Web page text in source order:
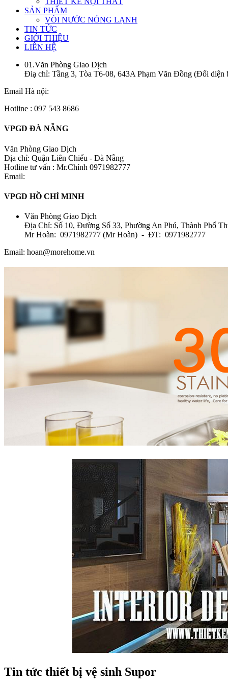
SẢN PHẨM
VÒI NƯỚC NÓNG LẠNH
TIN TỨC
GIỚI THIỆU
LIÊN HỆ
01.Văn Phòng Giao Dịch
Điạ chỉ: Tầng 3, Tòa T6-08, 643A Phạm Văn Đồng (Đối diện
Email Hà nội:
Hotline : 097 543 8686
VPGD ĐÀ NẴNG
Văn Phòng Giao Dịch
Địa chỉ: Quận Liên Chiểu - Đà Nẵng
Hotline tư vấn : Mr.Chính 0971982777
Email:
VPGD HỒ CHÍ MINH
Văn Phòng Giao Dịch
Địa Chỉ: Số 10, Đường Số 33, Phường An Phú, Thành Phố
Mr Hoàn: 0971982777 (Mr Hoàn) - ĐT: 0971982777
Email: hoan@morehome.vn
Tin tức thiết bị vệ sinh Supor